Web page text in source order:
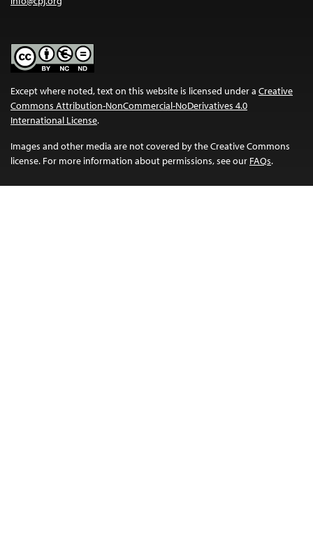
Except where noted, text on this website is licensed under a Creative
Commons Attribution-NonCommercial-NoDerivatives 4.0
International License.
Images and other media are not covered by the Creative Commons
license. For more information about permissions, see our FAQs.